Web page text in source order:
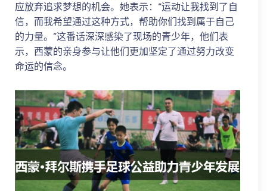
应放弃追求梦想的机会。她表示：“运动让我找到了自
信，而我希望通过这种方式，帮助你们找到属于自己
的力量。”这番话深深感染了现场的青少年，他们表
示，西蒙的亲身参与让他们更加坚定了通过努力改变
命运的信念。